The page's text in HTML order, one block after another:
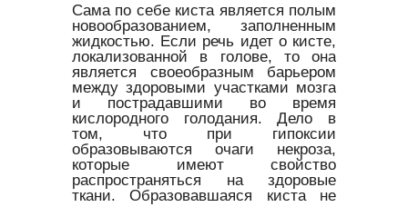
Сама по себе киста является полым
новообразованием, заполненным
жидкостью. Если речь идет о кисте,
локализованной в голове, то она
является своеобразным барьером
между здоровыми участками мозга
и пострадавшими во время
кислородного голодания. Дело в
том, что при гипоксии
образовываются очаги некроза,
которые имеют свойство
распространяться на здоровые
ткани. Образовавшаяся киста не